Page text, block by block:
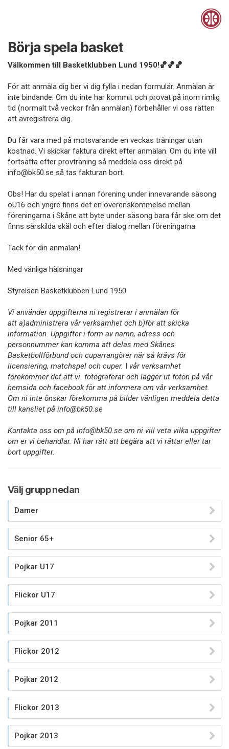
Börja spela basket
Välkommen till Basketklubben Lund 1950!🏀🏀🏀
För att anmäla dig ber vi dig fylla i nedan formulär. Anmälan är
inte bindande. Om du inte har kommit och provat på inom rimlig
tid (normalt två veckor från anmälan) förbehåller vi oss rätten
att avregistrera dig.
Du får vara med på motsvarande en veckas träningar utan
kostnad. Vi skickar faktura direkt efter anmälan. Om du inte vill
fortsätta efter provträning så meddela oss direkt på
info@bk50.se så tas fakturan bort.
Obs! Har du spelat i annan förening under innevarande säsong
oU16 och yngre finns det en överenskommelse mellan
föreningarna i Skåne att byte under säsong bara får ske om det
finns särskilda skäl och efter dialog mellan föreningarna.
Tack för din anmälan!
Med vänliga hälsningar
Styrelsen Basketklubben Lund 1950
Vi använder uppgifterna ni registrerar i anmälan för
att a)administrera vår verksamhet och b)för att skicka
information. Uppgifter i form av namn, adress och
personnummer kan komma att delas med Skånes
Basketbollförbund och cuparrangörer när så krävs för
licensiering, matchspel och cuper. I vår verksamhet
förekommer det att vi fotograferar och lägger ut foton på vår
hemsida och facebook för att informera om vår verksamhet.
Om ni inte önskar förekomma på bilder vänligen meddela detta
till kansliet på info@bk50.se
Kontakta oss om på info@bk50.se om ni vill veta vilka uppgifter
om er vi behandlar. Ni har rätt att begära att vi rättar eller tar
bort uppgifter.
Välj grupp nedan
Damer
Senior 65+
Pojkar U17
Flickor U17
Pojkar 2011
Flickor 2012
Pojkar 2012
Flickor 2013
Pojkar 2013